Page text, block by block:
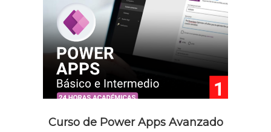
Curso de Power Apps Avanzado